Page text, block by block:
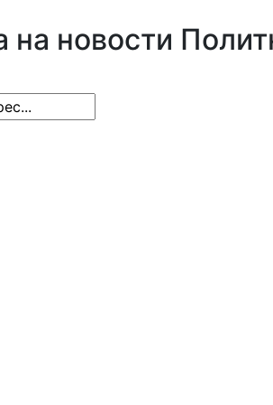
на новости